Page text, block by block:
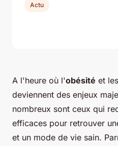
A l'heure où l'obésité et
deviennent des enjeux
nombreux sont ceux qui
efficaces pour retrouver
et un mode de vie sain.
Actu